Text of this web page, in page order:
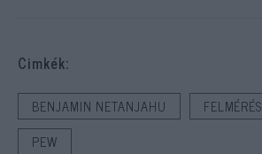
Cimkék:
BENJAMIN NETANJAHU FELMÉRÉS
PEW